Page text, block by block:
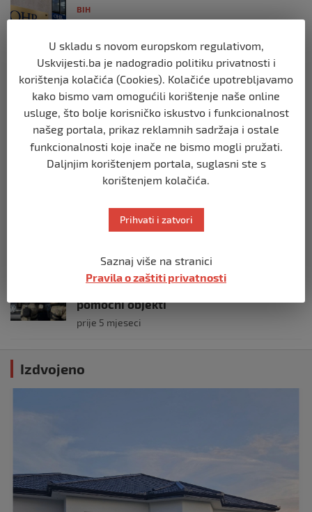
BIH
OHR-a – šta vi mislite?
prije 3 mjeseca
BIH
Zašto Bakir Izetbegović trenutno ima
najveće šanse za povratak u
Predsjedništvo BiH
prije 3 mjeseca
Demantij Federalnog ministarstva
unutrašnjih poslova
BIH
pomoćni objekti
prije 5 mjeseci
Izdvojeno
U skladu s novom europskom regulativom,
Uskvijesti.ba je nadogradio politiku privatnosti i
korištenja kolačića (Cookies). Kolačiće upotrebljavamo
kako bismo vam omogućili korištenje naše online
usluge, što bolje korisničko iskustvo i funkcionalnost
našeg portala, prikaz reklamnih sadržaja i ostale
funkcionalnosti koje inače ne bismo mogli pružati.
Daljnjim korištenjem portala, suglasni ste s
korištenjem kolačića.
Prihvati i zatvori
Saznaj više na stranici
Pravila o zaštiti privatnosti